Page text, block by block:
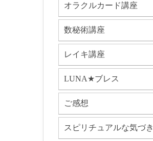
オラクルカード講座
数秘術講座
レイキ講座
LUNA★ブレス
ご感想
スピリチュアルな気づき